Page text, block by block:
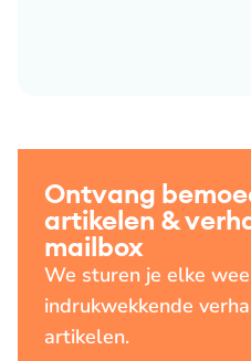
Ontvang
artikelen &
mailbox
We sturen je elke
indrukwekkende
artikelen.